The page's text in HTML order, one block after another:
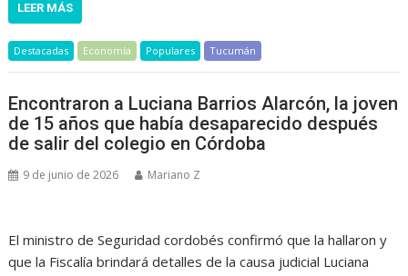
LEER MÁS
Destacadas Economía Populares Tucumán
Encontraron a Luciana Barrios Alarcón, la joven
de 15 años que había desaparecido después
de salir del colegio en Córdoba
9 de junio de 2026 Mariano Z
El ministro de Seguridad cordobés confirmó que la hallaron y
que la Fiscalía brindará detalles de la causa judicial Luciana